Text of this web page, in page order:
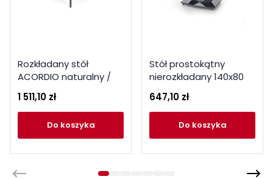
Rozkładany stół
ACORDIO naturalny /
1 511,10 zł
do koszyka
Stół prostokątny
nierozkładany 140x80
647,10 zł
do koszyka